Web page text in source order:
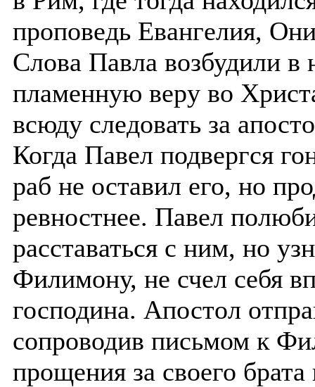
проповедь Евангелия,
Слова Павла возбудили в
пламенную веру во
всюду следовать за
Когда Павел подвергся
раб не оставил его, но
ревностнее. Павел
расставаться с ним, но
Филимону, не счел себя
господина. Апостол
сопроводив письмом к
прощения за своего